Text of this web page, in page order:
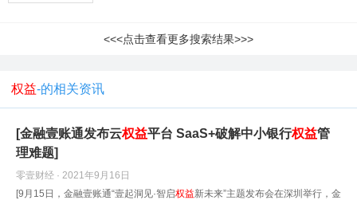
<<<点击查看更多搜索结果>>>
权益-的相关资讯
[金融壹账通发布云权益平台 SaaS+破解中小银行权益管
理难题]
零壹财经 · 2021年9月16日
[9月15日，金融壹账通“壹起洞见·智启权益新未来”主题发布会在深圳举行，金